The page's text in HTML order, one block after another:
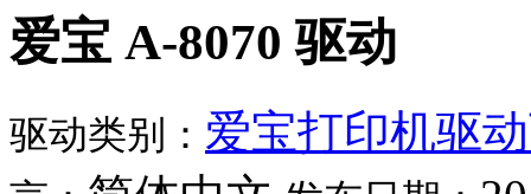
爱宝 A-8070 驱动
驱动类别： 爱宝打印机驱